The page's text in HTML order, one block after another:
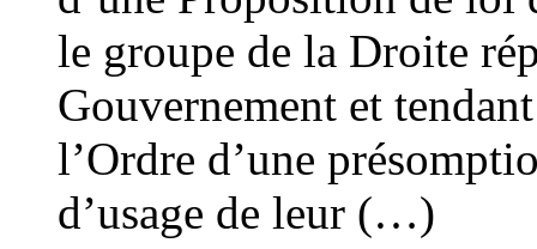
le groupe de la Droite
Gouvernement et
l’Ordre d’une
d’usage de leur (…)